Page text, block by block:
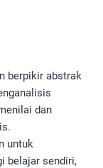
berpikir abstrak
dan
untuk
belajar sendiri,